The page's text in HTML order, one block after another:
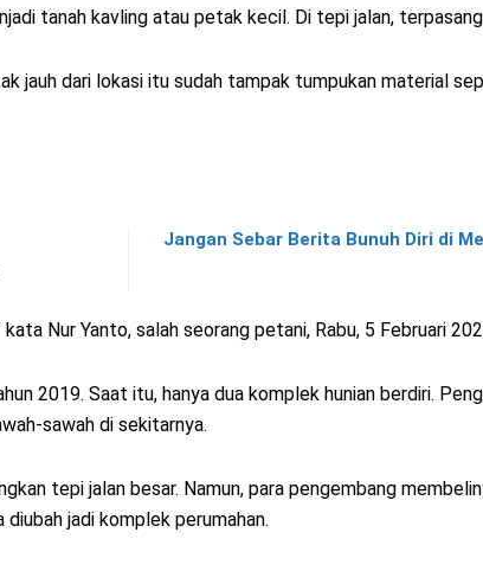
tanah kavling atau petak kecil. Di tepi jalan,
jauh dari lokasi itu sudah tampak tumpukan material
Jangan Sebar Berita Bunuh Diri di
Nur Yanto, salah seorang petani, Rabu, 5 Februari
2019. Saat itu, hanya dua komplek hunian berdiri.
sawah di sekitarnya.
tepi jalan besar. Namun, para pengembang
jadi komplek perumahan.